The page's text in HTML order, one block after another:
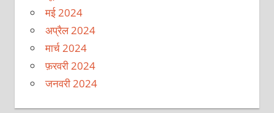
मई 2024
अप्रैल 2024
मार्च 2024
फ़रवरी 2024
जनवरी 2024